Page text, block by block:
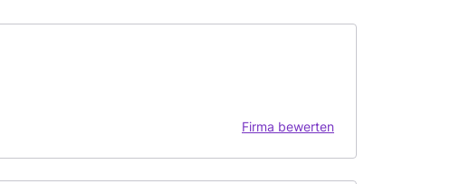
Firma bewerten